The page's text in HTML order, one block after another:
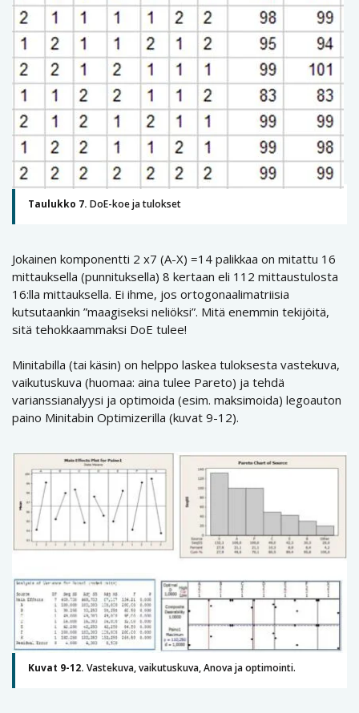
Taulukko 7. DoE-koe ja tulokset
Jokainen komponentti 2 x7 (A-X) =14 palikkaa on mitattu 16
mittauksella (punnituksella) 8 kertaan eli 112 mittaustulosta
16:lla mittauksella. Ei ihme, jos ortogonaalimatriisia
kutsutaankin ”maagiseksi neliöksi”. Mitä enemmin tekijöitä,
sitä tehokkaammaksi DoE tulee!
Minitabilla (tai käsin) on helppo laskea tuloksesta vastekuva,
vaikutuskuva (huomaa: aina tulee Pareto) ja tehdä
varianssianalyysi ja optimoida (esim. maksimoida) legoauton
paino Minitabin Optimizerilla (kuvat 9-12).
Kuvat 9-12. Vastekuva, vaikutuskuva, Anova ja optimointi.